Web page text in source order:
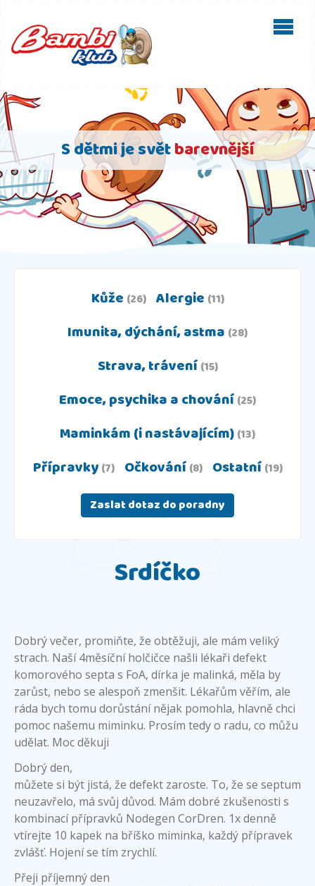
S dětmi je světbarevnější
Kůže (26) Alergie (11)
Imunita, dýchání, astma (28)
Strava, trávení (15)
Emoce, psychika a chování (25)
Maminkám (i nastávajícím) (13)
Přípravky (7) Očkování (8) Ostatní (19)
Zaslat dotaz do poradny
Srdíčko
Dobrý večer, promiňte, že obtěžuji, ale mám veliký
strach. Naší 4měsíční holčičce našli lékaři defekt
komorového septa s FoA, dírka je malinká, měla by
zarůst, nebo se alespoň zmenšit. Lékařům věřím, ale
ráda bych tomu dorůstání nějak pomohla, hlavně chci
pomoc našemu miminku. Prosím tedy o radu, co můžu
udělat. Moc děkuji
Dobrý den,
můžete si být jistá, že defekt zaroste. To, že se septum
neuzavřelo, má svůj důvod. Mám dobré zkušenosti s
kombinací přípravků Nodegen CorDren. 1x denně
vtírejte 10 kapek na bříško miminka, každý přípravek
zvlášť. Hojení se tím zrychlí.
Přeji příjemný den